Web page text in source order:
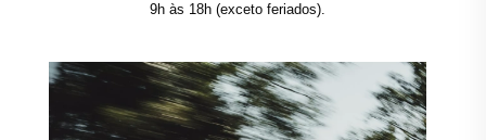
9h às 18h (exceto feriados).